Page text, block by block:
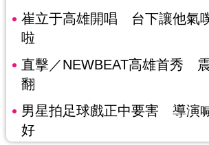
崔立于高雄開唱 台下讓他氣
啦
直擊／NEWBEAT高雄首秀
翻
男星拍足球戲正中要害 導演
好